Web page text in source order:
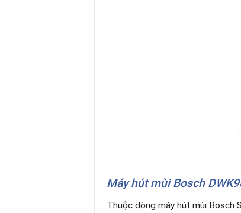
Máy hút mùi Bosch
Thuộc dòng máy hút mùi Bosch